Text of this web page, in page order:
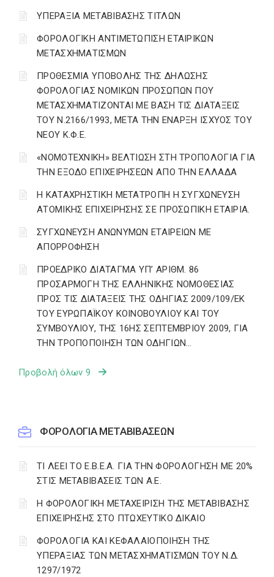
ΥΠΕΡΑΞΙΑ ΜΕΤΑΒΙΒΑΣΗΣ ΤΙΤΛΩΝ
ΦΟΡΟΛΟΓΙΚΗ ΑΝΤΙΜΕΤΩΠΙΣΗ ΕΤΑΙΡΙΚΩΝ
ΜΕΤΑΣΧΗΜΑΤΙΣΜΩΝ
ΠΡΟΘΕΣΜΙΑ ΥΠΟΒΟΛΗΣ ΤΗΣ ΔΗΛΩΣΗΣ
ΦΟΡΟΛΟΓΙΑΣ ΝΟΜΙΚΩΝ ΠΡΟΣΩΠΩΝ ΠΟΥ
ΜΕΤΑΣΧΗΜΑΤΙΖΟΝΤΑΙ ΜΕ ΒΑΣΗ ΤΙΣ ΔΙΑΤΑΞΕΙΣ
ΤΟΥ Ν.2166/1993, ΜΕΤΑ ΤΗΝ ΕΝΑΡΞΗ ΙΣΧΥΟΣ ΤΟΥ
ΝΕΟΥ Κ.Φ.Ε.
«ΝΟΜΟΤΕΧΝΙΚΗ» ΒΕΛΤΙΩΣΗ ΣΤΗ ΤΡΟΠΟΛΟΓΙΑ ΓΙΑ
ΤΗΝ ΕΞΟΔΟ ΕΠΙΧΕΙΡΗΣΕΩΝ ΑΠΟ ΤΗΝ ΕΛΛΑΔΑ
Η ΚΑΤΑΧΡΗΣΤΙΚΗ ΜΕΤΑΤΡΟΠΗ Η ΣΥΓΧΩΝΕΥΣΗ
ΑΤΟΜΙΚΗΣ ΕΠΙΧΕΙΡΗΣΗΣ ΣΕ ΠΡΟΣΩΠΙΚΗ ΕΤΑΙΡΙΑ.
ΣΥΓΧΩΝΕΥΣΗ ΑΝΩΝΥΜΩΝ ΕΤΑΙΡΕΙΩΝ ΜΕ
ΑΠΟΡΡΟΦΗΣΗ
ΠΡΟΕΔΡΙΚΟ ΔΙΑΤΑΓΜΑ ΥΠ’ ΑΡΙΘΜ. 86
ΠΡΟΣΑΡΜΟΓΗ ΤΗΣ ΕΛΛΗΝΙΚΗΣ ΝΟΜΟΘΕΣΙΑΣ
ΠΡΟΣ ΤΙΣ ΔΙΑΤΑΞΕΙΣ ΤΗΣ ΟΔΗΓΙΑΣ 2009/109/ΕΚ
ΤΟΥ ΕΥΡΩΠΑΪΚΟΥ ΚΟΙΝΟΒΟΥΛΙΟΥ ΚΑΙ ΤΟΥ
ΣΥΜΒΟΥΛΙΟΥ, ΤΗΣ 16ΗΣ ΣΕΠΤΕΜΒΡΙΟΥ 2009, ΓΙΑ
ΤΗΝ ΤΡΟΠΟΠΟΙΗΣΗ ΤΩΝ ΟΔΗΓΙΩΝ…
Προβολή όλων 9
ΦΟΡΟΛΟΓΙΑ ΜΕΤΑΒΙΒΑΣΕΩΝ
ΤΙ ΛΕΕΙ ΤΟ Ε.Β.Ε.Α. ΓΙΑ ΤΗΝ ΦΟΡΟΛΟΓΗΣΗ ΜΕ 20%
ΣΤΙΣ ΜΕΤΑΒΙΒΑΣΕΙΣ ΤΩΝ Α.Ε.
H ΦΟΡΟΛΟΓΙΚΗ ΜΕΤΑΧΕΙΡΙΣΗ ΤΗΣ ΜΕΤΑΒΙΒΑΣΗΣ
ΕΠΙΧΕΙΡΗΣΗΣ ΣΤΟ ΠΤΩΧΕΥΤΙΚΟ ΔΙΚΑΙΟ
ΦΟΡΟΛΟΓΙΑ ΚΑΙ ΚΕΦΑΛΑΙΟΠΟΙΗΣΗ ΤΗΣ
ΥΠΕΡΑΞΙΑΣ ΤΩΝ ΜΕΤΑΣΧΗΜΑΤΙΣΜΩΝ ΤΟΥ N.Δ.
1297/1972